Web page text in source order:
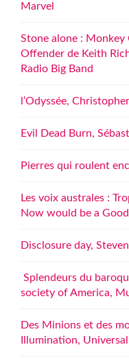
Marvel
Stone alone :
Offender de Keith
Radio Big Band
l’Odyssée,
Evil Dead Burn,
Pierres qui roulent
Les voix australes :
Now would be a
Disclosure day,
Splendeurs du
society of America,
Des Minions et des
Illumination,